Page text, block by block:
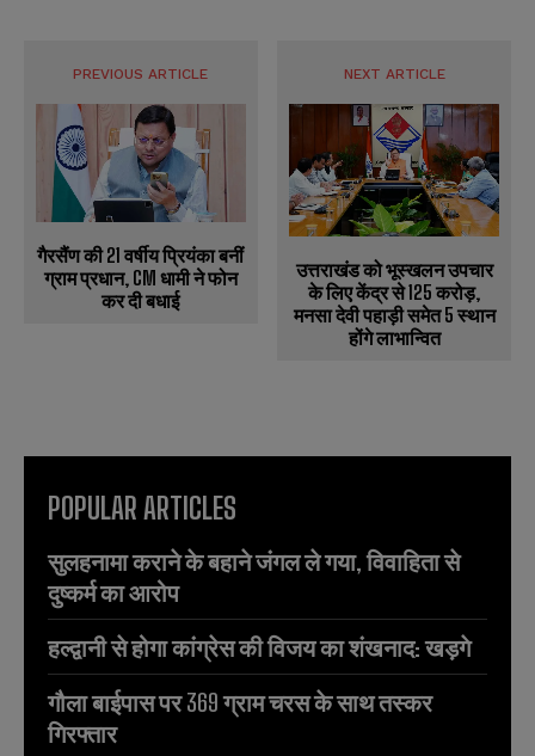
PREVIOUS ARTICLE
गैरसैंण की 21 वर्षीय प्रियंका बनीं
ग्राम प्रधान, CM धामी ने फोन
कर दी बधाई
NEXT ARTICLE
उत्तराखंड को भूस्खलन उपचार
के लिए केंद्र से 125 करोड़,
मनसा देवी पहाड़ी समेत 5 स्थान
होंगे लाभान्वित
POPULAR ARTICLES
सुलहनामा कराने के बहाने जंगल ले गया, विवाहिता से
दुष्कर्म का आरोप
हल्द्वानी से होगा कांग्रेस की विजय का शंखनाद: खड़गे
गौला बाईपास पर 369 ग्राम चरस के साथ तस्कर
गिरफ्तार